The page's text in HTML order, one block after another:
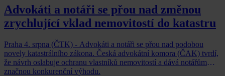
Advokáti a notáři se přou nad změnou
zrychlující vklad nemovitostí do katastru
Praha 4. srpna (ČTK) - Advokáti a notáři se přou nad podobou
novely katastrálního zákona. Česká advokátní komora (ČAK) tvrdí,
že návrh oslabuje ochranu vlastníků nemovitostí a dává notářům
značnou konkurenční výhodu.